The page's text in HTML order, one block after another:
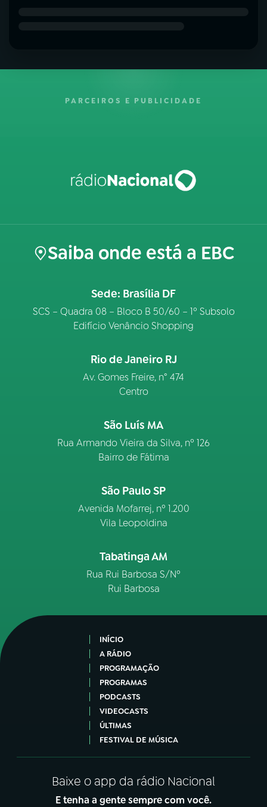
PARCEIROS E PUBLICIDADE
Saiba onde está a EBC
Sede: Brasília DF
SCS – Quadra 08 – Bloco B 50/60 – 1º Subsolo
Edifício Venâncio Shopping
Rio de Janeiro RJ
Av. Gomes Freire, n° 474
Centro
São Luís MA
Rua Armando Vieira da Silva, nº 126
Bairro de Fátima
São Paulo SP
Avenida Mofarrej, nº 1.200
Vila Leopoldina
Tabatinga AM
Rua Rui Barbosa S/Nº
Rui Barbosa
INÍCIO
A RÁDIO
PROGRAMAÇÃO
PROGRAMAS
PODCASTS
VIDEOCASTS
ÚLTIMAS
FESTIVAL DE MÚSICA
Baixe o app da rádio Nacional
E tenha a gente sempre com você.